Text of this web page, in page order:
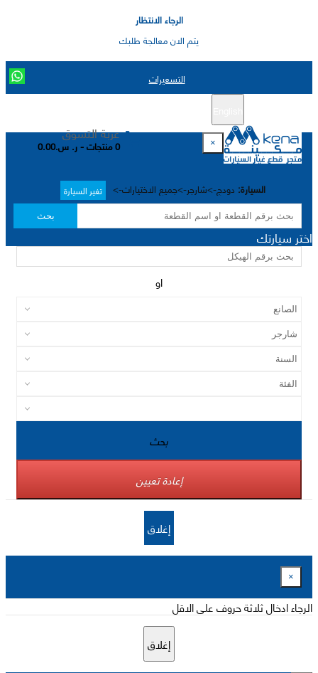
الرجاء الانتظار
يتم الان معالجة طلبك
التسعيرات
عربة التسوق
0 منتجات - ر. س.0.00
السيارة: دودج->شارجر->جميع الاختيارات-> تغير السيارة
بحث
×
اختر سيارتك
او
بحث
إعادة تعيين
إغلاق
×
الرجاء ادخال ثلاثة حروف على الاقل
إغلاق